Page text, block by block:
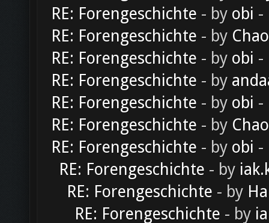
RE: Forengeschichte - by obi -
RE: Forengeschichte - by
RE: Forengeschichte - by obi -
RE: Forengeschichte - by
RE: Forengeschichte - by obi -
RE: Forengeschichte - by
RE: Forengeschichte - by obi -
RE: Forengeschichte - by
RE: Forengeschichte - by
RE: Forengeschichte - by